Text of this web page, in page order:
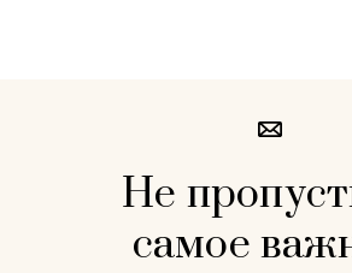
Не
самое